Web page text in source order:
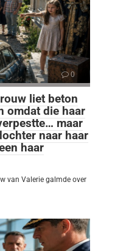
0
liet beton
omdat die haar
maar
naar haar
haar
van Valerie galmde over